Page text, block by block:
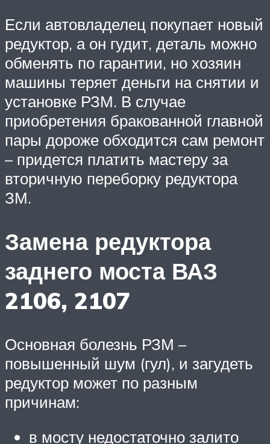
Если автовладелец покупает новый
редуктор, а он гудит, деталь можно
обменять по гарантии, но хозяин
машины теряет деньги на снятии и
установке РЗМ. В случае
приобретения бракованной главной
пары дороже обходится сам ремонт
– придется платить мастеру за
вторичную переборку редуктора
ЗМ.
Замена редуктора
заднего моста ВАЗ
2106, 2107
Основная болезнь РЗМ –
повышенный шум (гул), и загудеть
редуктор может по разным
причинам:
в мосту недостаточно залито